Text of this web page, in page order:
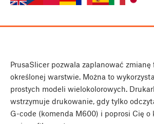
PrusaSlicer pozwala zaplanować
określonej warstwie. Można to
prostych modeli wielokolorowych.
wstrzymuje drukowanie, gdy tylko
G-code (komenda M600) i poprosi Cię o